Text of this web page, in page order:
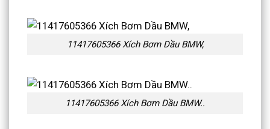
11417605366 Xích Bơm Dầu BMW,
11417605366 Xích Bơm Dầu BMW..